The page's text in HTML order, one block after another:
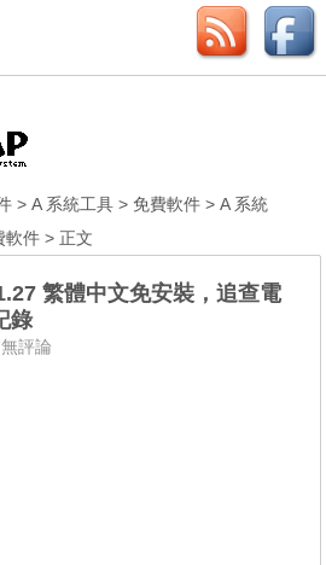
>A 系統工具 >免費軟件 >A 系統
軟件 > 正文
繁體中文免安裝，追查電
錄
評論